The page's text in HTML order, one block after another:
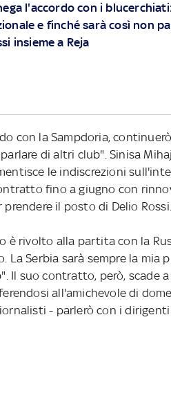
l'accordo con i
e finché sarà così non
insieme a Reja
con la Sampdoria,
di altri club". Sinisa
le indiscrezioni
fino a giugno con
il posto di Delio Rossi.
è rivolto alla partita con la
La Serbia sarà sempre la mia
Il suo contratto, però, scade
all'amichevole di
- parlerò con i